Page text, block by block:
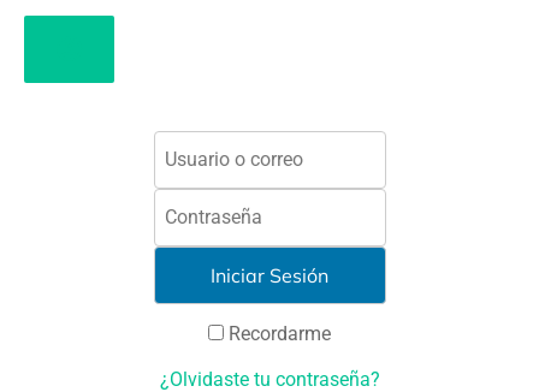
Recordarme
¿Olvidaste tu contraseña?